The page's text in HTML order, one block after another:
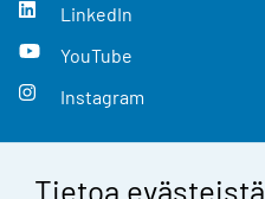
Tietoa evästeistä
LinkedIn
YouTube
Instagram